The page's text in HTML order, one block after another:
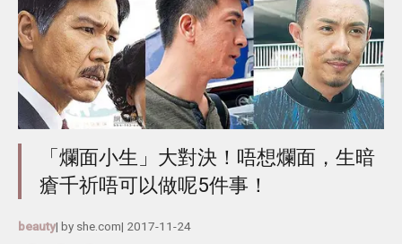
「爛面小生」大對決！唔想爛面，生暗
瘡千祈唔可以做呢5件事！
beauty| by she.com| 2017-11-24